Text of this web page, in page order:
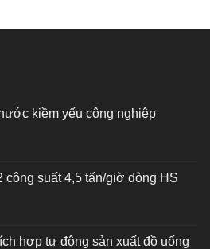
kiềm yếu công nghiệp
công suất 4,5 tấn/giờ dòng HS
hợp tự động sản xuất đồ uống